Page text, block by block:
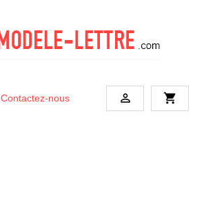
Contactez-nous  shopping_cart